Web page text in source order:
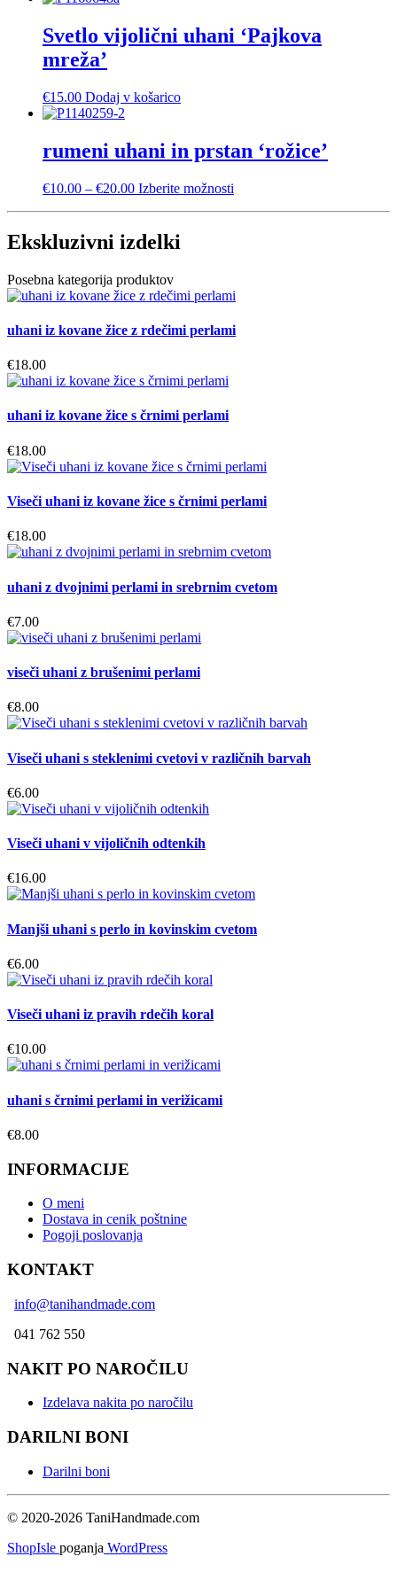
strani
izdelka
Svetlo vijolični uhani ‘Pajkova
mreža’
€15.00 Dodaj v košarico
rumeni uhani in prstan ‘rožice’
€10.00 – €20.00Cenovni
€10.00
do
Izberite možnosti
izberete
strani
Ekskluzivni izdelki
Posebna kategorija produktov
uhani iz kovane žice z rdečimi perlami
€18.00
uhani iz kovane žice s črnimi perlami
€18.00
Viseči uhani iz kovane žice s črnimi perlami
€18.00
uhani z dvojnimi perlami in srebrnim cvetom
€7.00
viseči uhani z brušenimi perlami
€8.00
Viseči uhani s steklenimi cvetovi v različnih barvah
€6.00
Viseči uhani v vijoličnih odtenkih
€16.00
Manjši uhani s perlo in kovinskim cvetom
€6.00
Viseči uhani iz pravih rdečih koral
€10.00
uhani s črnimi perlami in verižicami
€8.00
INFORMACIJE
O meni
Dostava in cenik poštnine
Pogoji poslovanja
KONTAKT
info@tanihandmade.com
041 762 550
NAKIT PO NAROČILU
Izdelava nakita po naročilu
DARILNI BONI
Darilni boni
© 2020-2026 TaniHandmade.com
ShopIsle poganja WordPress